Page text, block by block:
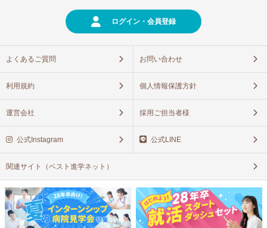
ログイン・会員登録
よくあるご質問 お問い合わせ
利用規約 個人情報保護方針
運営会社 採用ご担当者様
公式Instagram 公式LINE
関連サイト（ベスト進学ネット）